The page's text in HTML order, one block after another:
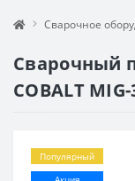
Сварочное
Сварочный
COBALT
Популярный